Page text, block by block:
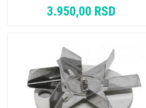
3.950,00 RSD